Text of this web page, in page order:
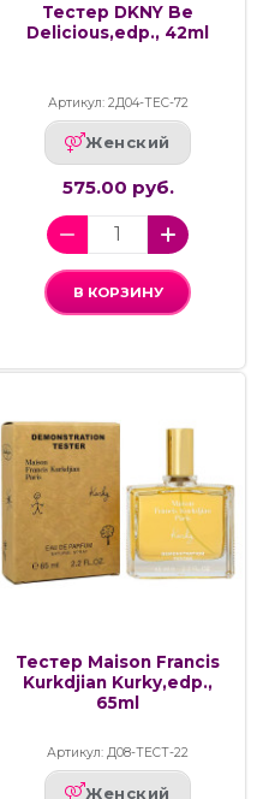
Тестер DKNY Be
Delicious,edp., 42ml
Артикул: 2Д04-ТЕС-72
Женский
575.00 руб.
В КОРЗИНУ
Тестер Maison Francis
Kurkdjian Kurky,edp.,
65ml
Артикул: Д08-ТЕСТ-22
Женский